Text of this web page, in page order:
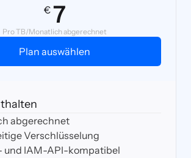
€ 7
Pro TB/Monatlich abgerechnet
Plan auswählen
abgerechnet
Verschlüsselung
und IAM-API-kompatibel